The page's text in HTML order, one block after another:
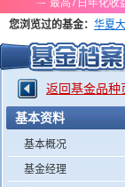
您浏览过的基金： 华夏
添富优势 华安宏利 上证
返回基金品种
基本资料
基本概况
基金经理